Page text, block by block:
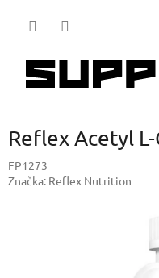
Reflex Acetyl
FP1273
Značka: Reflex Nutrition